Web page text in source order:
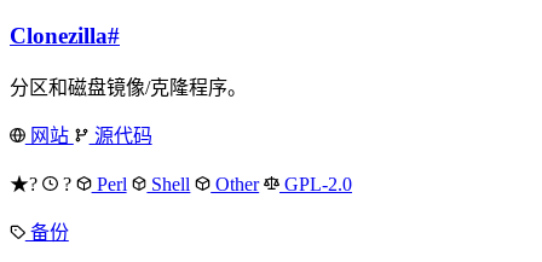
Clonezilla#
分区和磁盘镜像/克隆程序。
网站 源代码
★? ? Perl Shell Other GPL-2.0
备份